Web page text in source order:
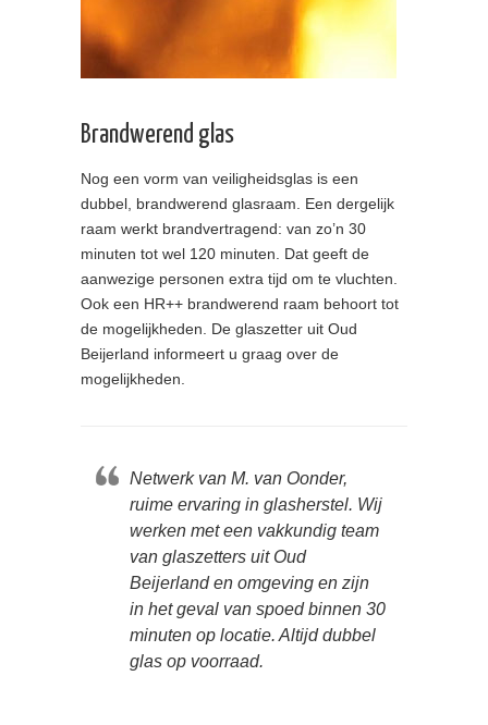
Brandwerend glas
Nog een vorm van veiligheidsglas is een
dubbel, brandwerend glasraam. Een dergelijk
raam werkt brandvertragend: van zo’n 30
minuten tot wel 120 minuten. Dat geeft de
aanwezige personen extra tijd om te vluchten.
Ook een HR++ brandwerend raam behoort tot
de mogelijkheden. De glaszetter uit Oud
Beijerland informeert u graag over de
mogelijkheden.
Netwerk van M. van Oonder,
ruime ervaring in glasherstel. Wij
werken met een vakkundig team
van glaszetters uit Oud
Beijerland en omgeving en zijn
in het geval van spoed binnen 30
minuten op locatie. Altijd dubbel
glas op voorraad.